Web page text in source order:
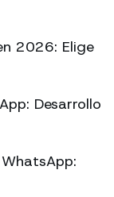
2026: Elige
Desarrollo